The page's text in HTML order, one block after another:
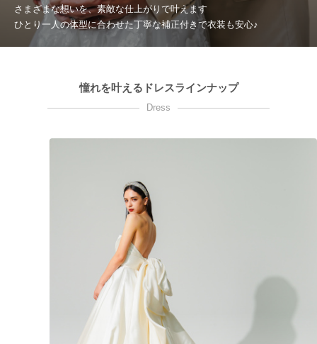
さまざまな想いを、素敵な仕上がりで叶えます
ひとり一人の体型に合わせた丁寧な補正付きで衣装も安心♪
憧れを叶えるドレスラインナップ
Dress